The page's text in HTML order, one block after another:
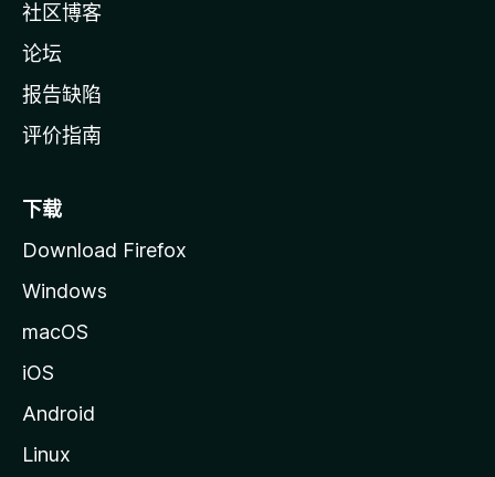
社区博客
论坛
报告缺陷
评价指南
下载
Download Firefox
Windows
macOS
iOS
Android
Linux